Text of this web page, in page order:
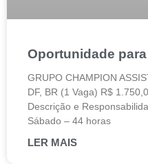
Oportunidade
GRUPO CHAMPION
DF, BR (1 Vaga) R$
Descrição e
Sábado – 44 horas
LER MAIS